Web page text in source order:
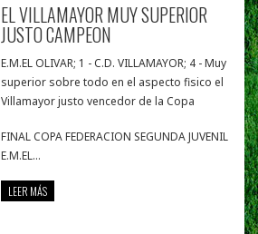
EL VILLAMAYOR MUY SUPERIOR
JUSTO CAMPEON
E.M.EL OLIVAR; 1 - C.D. VILLAMAYOR; 4 - Muy
superior sobre todo en el aspecto fisico el
Villamayor justo vencedor de la Copa
FINAL COPA FEDERACION SEGUNDA JUVENIL
E.M.EL...
LEER MÁS